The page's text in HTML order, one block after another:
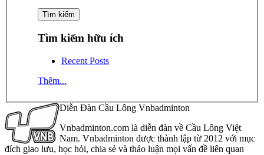
Tìm kiếm hữu ích
Recent Posts
Thêm...
Diễn Đàn Cầu Lông Vnbadminton
Vnbadminton.com là diễn đàn về Cầu Lông Việt
Nam. Vnbadminton được thành lập từ 2012 với mục
đích giao lưu, học hỏi, chia sẻ và thảo luận mọi vấn đề liên quan